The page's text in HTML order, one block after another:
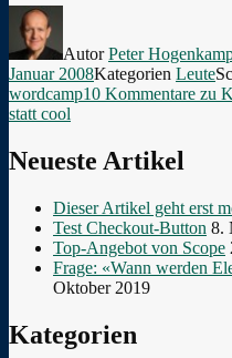
AutorPeter
Januar 2008Kategorien Leute
wordcamp10 Kommentare zu
statt cool
Neueste Artikel
Dieser Artikel geht erst
Test Checkout-Button 8.
Top-Angebot von Scope
Frage: «Wann werden
Oktober 2019
Kategorien